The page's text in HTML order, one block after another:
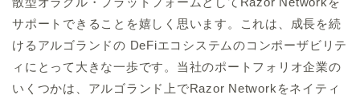
サポートできることを嬉しく思います。これは、成長を続
けるアルゴランドの DeFiエコシステムのコンポーザビリテ
ィにとって大きな一歩です。当社のポートフォリオ企業の
いくつかは、アルゴランド上でRazor Networkをネイティ